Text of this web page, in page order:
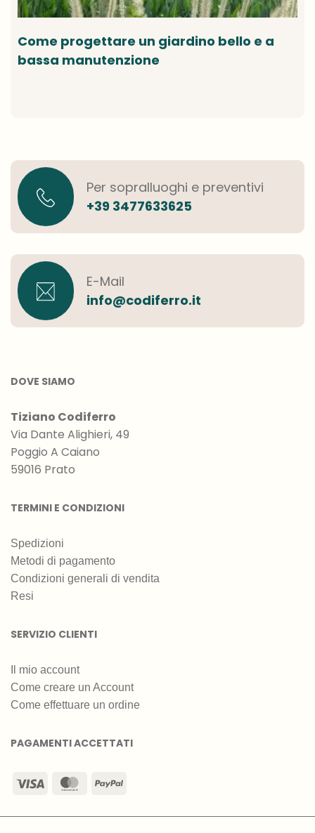
Come progettare un giardino bello e a
bassa manutenzione
Per sopralluoghi e preventivi
+39 3477633625
E-Mail
info@codiferro.it
DOVE SIAMO
Tiziano Codiferro
Via Dante Alighieri, 49
Poggio A Caiano
59016 Prato
TERMINI E CONDIZIONI
Spedizioni
Metodi di pagamento
Condizioni generali di vendita
Resi
SERVIZIO CLIENTI
Il mio account
Come creare un Account
Come effettuare un ordine
PAGAMENTI ACCETTATI
Visa MasterCardPayPal